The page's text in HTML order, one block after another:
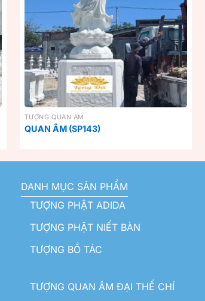
TƯỢNG QUAN ÂM
QUAN ÂM (SP143)
DANH MỤC SẢN PHẨM
TƯỢNG PHẬT ADIDA
TƯỢNG PHẬT NIẾT BÀN
TƯỢNG BỒ TÁC
TƯỢNG QUAN ÂM ĐẠI THẾ CHÍ